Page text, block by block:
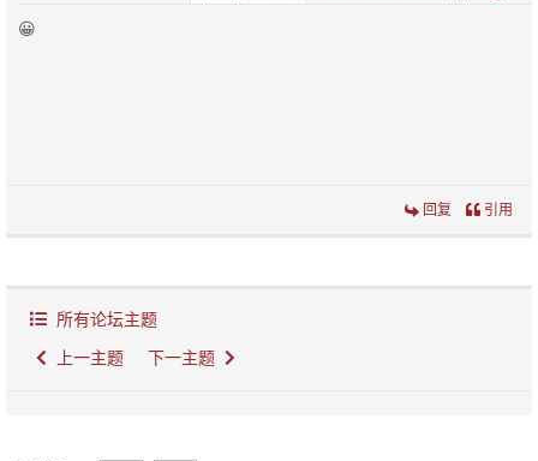
😀
回复 引用
所有论坛主题
上一主题 下一主题